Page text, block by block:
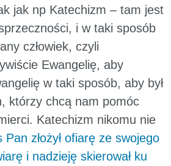
jak np Katechizm – tam jest
i w taki sposób
człowiek, czyli
Ewangelię, aby
w taki sposób, aby był
którzy chcą nam pomóc
Katechizm nikomu nie
Pan złożył ofiarę ze swojego
i nadzieję skierował ku